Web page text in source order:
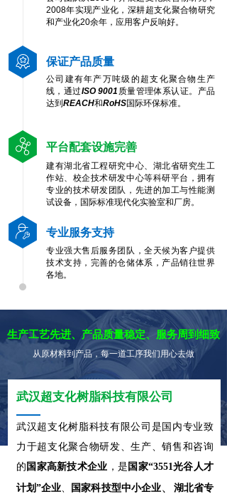
平台配套设施完善
专业强大售后服务团队，全天候为客户提供
技术支持，完善的仓储体系，产品销往世界
各地。
专业服务支持
建有湖北省工程研究中心、湖北省研究生工
作站、校企技术研发中心等科研平台，拥有
专业的技术研发团队，先进的加工与性能测
试设备，国际标准现代化实验室和厂房。
公司建有年产万吨级的超支化聚合物生产
线，通过ISO 9001 质量管理体系认证。产品
达到 REACH和RoHS国际环保标准。
保证产品质量
2008年实现产业化，深耕超支化聚合物研究
和产业化20余年，应用客户反响好。
生产工艺先进、产品质量稳定、服务周到细致
武汉超支化树脂科技有限公司
武汉 超支化树脂科技有限公司 是国内专业致
力于超支化聚合物研发、生产、销售和咨询
的 国家高新技术企业 ，是 国家“3551光谷人才
计划”企业、 国家科技型中小企业、
湖北省专
从原材料到产品，每一道工序我们用心去做